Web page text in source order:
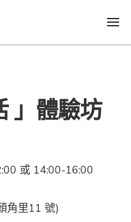
」體驗坊
或 14:00-16:00
角里11 號)